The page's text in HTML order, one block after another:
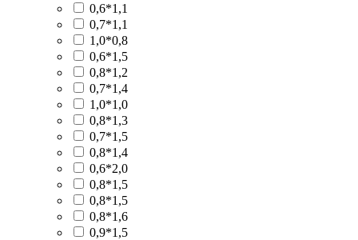
0,6*1,1
0,7*1,1
1,0*0,8
0,6*1,5
0,8*1,2
0,7*1,4
1,0*1,0
0,8*1,3
0,7*1,5
0,8*1,4
0,6*2,0
0,8*1,5
0,8*1,5
0,8*1,6
0,9*1,5